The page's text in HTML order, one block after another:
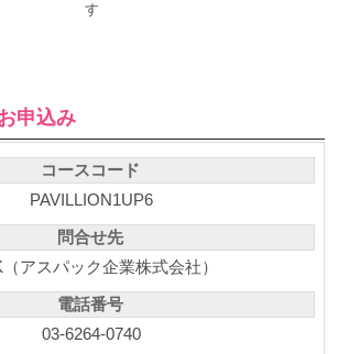
す
申込み
コースコード
PAVILLION1UP6
問合せ先
アスパック企業株式会社）
電話番号
03-6264-0740